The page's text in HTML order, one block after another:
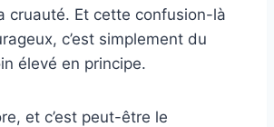
cruauté. Et cette confusion-là
c’est simplement du
élevé en principe.
et c’est peut-être le